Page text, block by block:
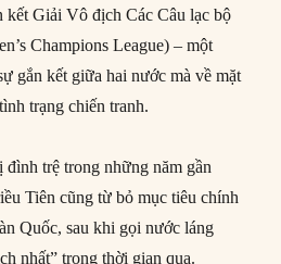
kết Giải Vô địch Các Câu lạc bộ
Champions League) – một
gắn kết giữa hai nước mà về mặt
trạng chiến tranh.
trệ trong những năm gần
Tiên cũng từ bỏ mục tiêu chính
Quốc, sau khi gọi nước láng
nhất” trong thời gian qua.